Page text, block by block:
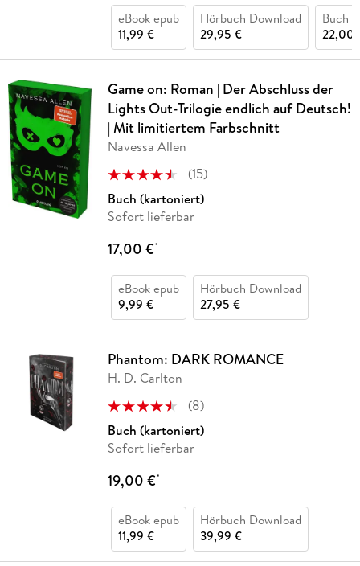
eBook epub
11,99 €
Hörbuch Download
29,95 €
Buch
22,00
Game on: Roman | Der Abschluss der
Lights Out-Trilogie endlich auf Deutsch!
| Mit limitiertem Farbschnitt
Navessa Allen
(15)
Buch (kartoniert)
Sofort lieferbar
17,00 €*
eBook epub
9,99 €
Hörbuch Download
27,95 €
Phantom: DARK ROMANCE
H. D. Carlton
(8)
Buch (kartoniert)
Sofort lieferbar
19,00 €*
eBook epub
11,99 €
Hörbuch Download
39,99 €